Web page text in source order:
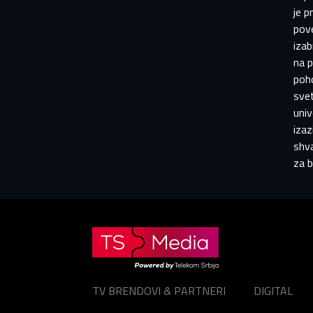
je
na
za
TV BRENDOVI & PARTNERI DIGITAL